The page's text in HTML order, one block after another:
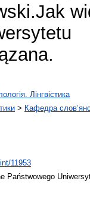
Лінгвістика
> Кафедра
11953
Państwowego